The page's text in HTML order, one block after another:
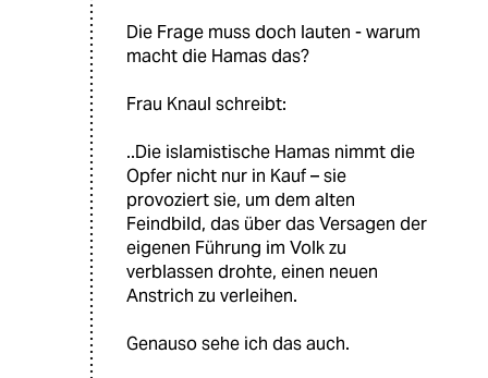
Die Frage muss doch lauten - warum
macht die Hamas das?
Frau Knaul schreibt:
..Die islamistische Hamas nimmt die
Opfer nicht nur in Kauf – sie
provoziert sie, um dem alten
Feindbild, das über das Versagen der
eigenen Führung im Volk zu
verblassen drohte, einen neuen
Anstrich zu verleihen.
Genauso sehe ich das auch.